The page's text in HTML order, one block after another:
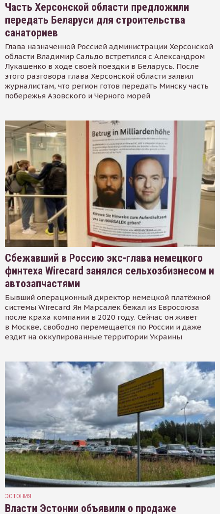
Часть Херсонской области предложили
передать Беларуси для строительства
санаториев
Глава назначенной Россией администрации Херсонской
области Владимир Сальдо встретился с Александром
Лукашенко в ходе своей поездки в Беларусь. После
этого разговора глава Херсонской области заявил
журналистам, что регион готов передать Минску часть
побережья Азовского и Черного морей
Сбежавший в Россию экс-глава немецкого
финтеха Wirecard занялся сельхозбизнесом и
автозапчастями
Бывший операционный директор немецкой платёжной
системы Wirecard Ян Марсалек бежал из Евросоюза
после краха компании в 2020 году. Сейчас он живёт
в Москве, свободно перемещается по России и даже
ездит на оккупированные территории Украины
ЭСТОНИЯ
Власти Эстонии объявили о продаже